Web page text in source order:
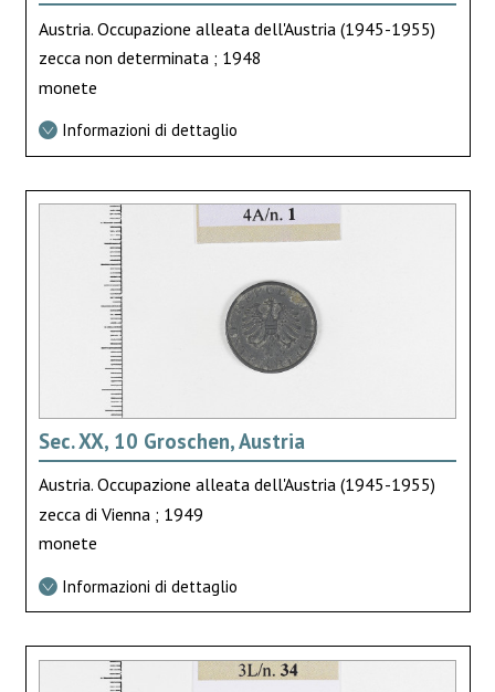
Austria. Occupazione alleata dell'Austria (1945-1955)
zecca non determinata ; 1948
monete
Informazioni di dettaglio
Sec. XX, 10 Groschen, Austria
Austria. Occupazione alleata dell'Austria (1945-1955)
zecca di Vienna ; 1949
monete
Informazioni di dettaglio